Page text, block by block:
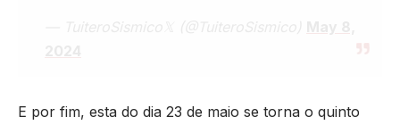
E por fim, esta do dia 23 de maio se torna o quinto